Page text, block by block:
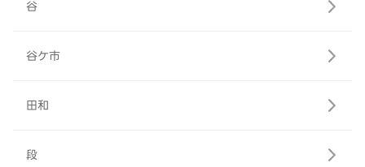
谷
谷ケ市
田和
段